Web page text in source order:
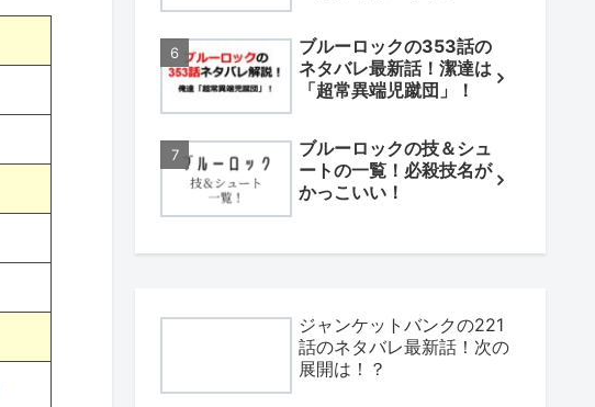
ブルーロックの353話の
ネタバレ最新話！潔達は
「超常異端児蹴団」！
ブルーロックの技＆シュ
ートの一覧！必殺技名が
かっこいい！
ジャンケットバンクの221
話のネタバレ最新話！次の
展開は！？